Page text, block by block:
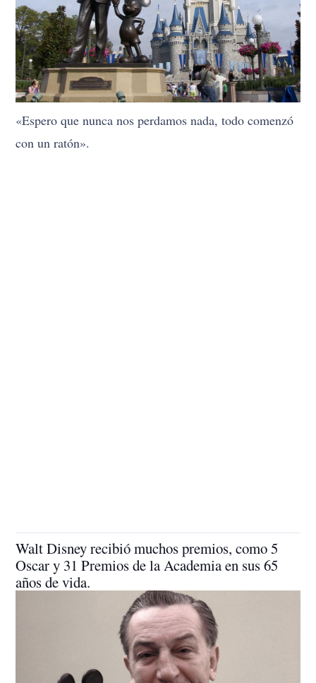
«Espero que nunca nos perdamos nada, todo comenzó
con un ratón».
Walt Disney recibió muchos premios, como 5
Oscar y 31 Premios de la Academia en sus 65
años de vida.